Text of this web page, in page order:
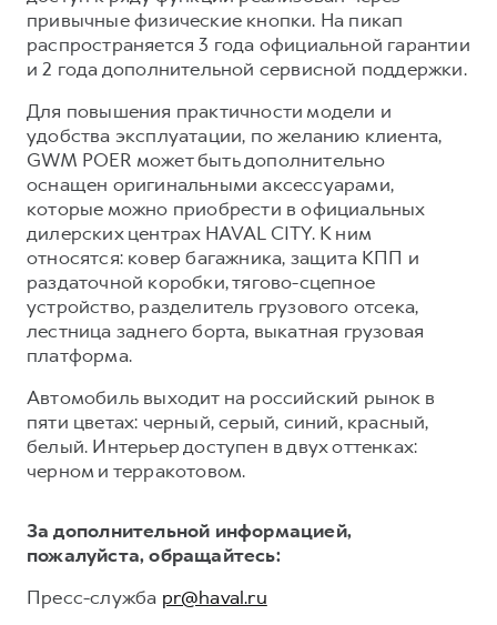
привычные физические кнопки. На пикап
распространяется 3 года официальной гарантии
и 2 года дополнительной сервисной поддержки.
Для повышения практичности модели и
удобства эксплуатации, по желанию клиента,
GWM POER может быть дополнительно
оснащен оригинальными аксессуарами,
которые можно приобрести в официальных
дилерских центрах HAVAL CITY. К ним
относятся: ковер багажника, защита КПП и
раздаточной коробки, тягово-сцепное
устройство, разделитель грузового отсека,
лестница заднего борта, выкатная грузовая
платформа.
Автомобиль выходит на российский рынок в
пяти цветах: черный, серый, синий, красный,
белый. Интерьер доступен в двух оттенках:
черном и терракотовом.
За дополнительной информацией,
пожалуйста, обращайтесь:
Пресс-служба pr@haval.ru